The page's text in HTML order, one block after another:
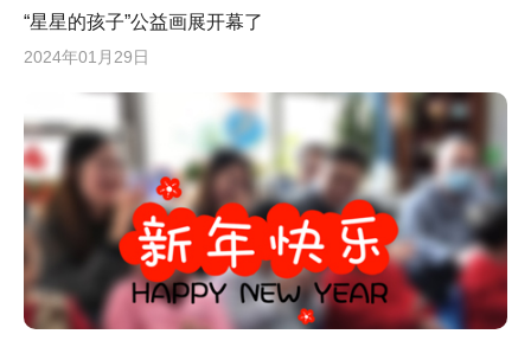
“星星的孩子”公益画展开幕了
2024年01月29日